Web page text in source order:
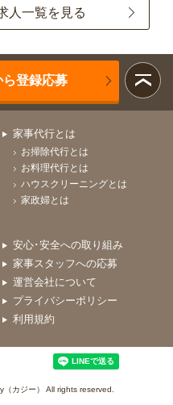
人一覧を見る
ら登録応募
家事代行とは
お掃除代行とは
お料理代行とは
ハウスクリーニングとは
家政婦とは
安心･安全への取り組み
家事スタッフへの応募
運営会社について
プライバシーポリシー
利用規約
カジー） All rights reserved.